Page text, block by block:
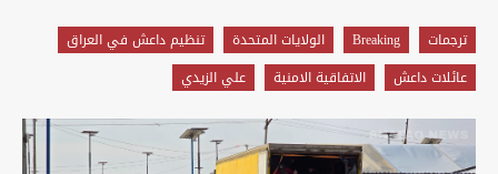
ترجمات Breaking الولايات المتحدة
تنظيم داعش في العراق
عائلات داعش
الاتفاقية الامنية علي الزيدي